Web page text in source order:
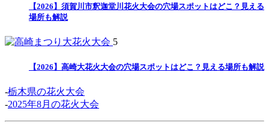
【2026】須賀川市釈迦堂川花火大会の穴場スポットはどこ？見える
場所も解説
5
【2026】高崎大花火大会の穴場スポットはどこ？見える場所も解説
-栃木県の花火大会
-2025年8月の花火大会